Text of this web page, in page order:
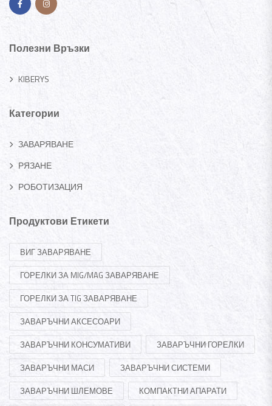
Полезни Връзки
KIBERYS
Категории
ЗАВАРЯВАНЕ
РЯЗАНЕ
РОБОТИЗАЦИЯ
Продуктови Етикети
ВИГ ЗАВАРЯВАНЕ
ГОРЕЛКИ ЗА MIG/MAG ЗАВАРЯВАНЕ
ГОРЕЛКИ ЗА TIG ЗАВАРЯВАНЕ
ЗАВАРЪЧНИ АКСЕСОАРИ
ЗАВАРЪЧНИ КОНСУМАТИВИ
ЗАВАРЪЧНИ ГОРЕЛКИ
ЗАВАРЪЧНИ МАСИ
ЗАВАРЪЧНИ СИСТЕМИ
ЗАВАРЪЧНИ ШЛЕМОВЕ
КОМПАКТНИ АПАРАТИ